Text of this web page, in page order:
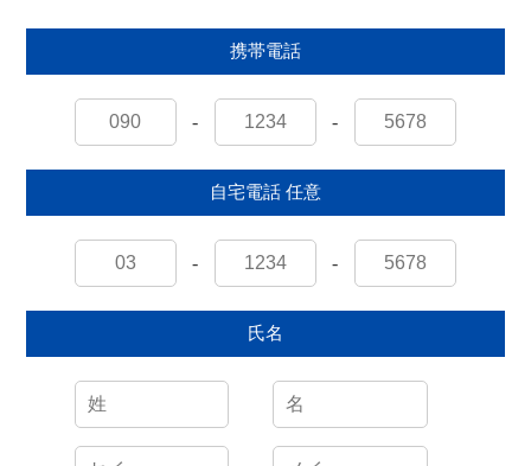
携帯電話
- -
自宅電話 任意
- -
氏名